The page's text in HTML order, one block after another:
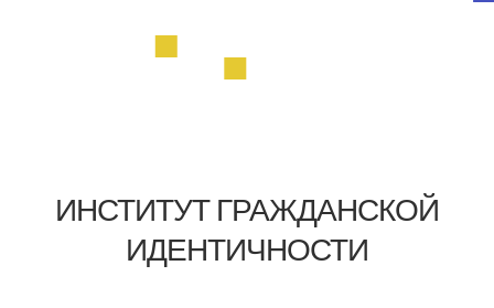
ИНСТИТУТ ГРАЖДАНСКОЙ
ИДЕНТИЧНОСТИ